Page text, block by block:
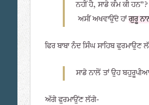
ਨਹੀਂ ਹੈ, ਸਾਡੇ ਕੰਮ ਕੀ
ਅਸੀਂ ਅਖਵਾਉਂਦੇ ਹਾਂਗੁਰੂ
ਫਿਰ ਬਾਬਾ ਨੰਦ ਸਿੰਘ ਸਾਹਿਬ ਫੁਰਮਾਉਣ
ਸਾਡੇ ਨਾਲੋਂ ਤਾਂ ਉਹ
ਅੱਗੇ ਫੁਰਮਾਉਂਣ ਲੱਗੇ-